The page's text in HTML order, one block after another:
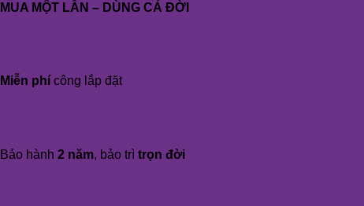
MUA MỘT LẦN – DÙNG CẢ ĐỜI
Miễn phí công lắp đặt
Bảo hành 2 năm, bảo trì trọn đời